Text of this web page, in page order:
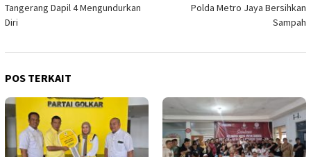
Tangerang Dapil 4 Mengundurkan
Diri
Polda Metro Jaya Bersihkan
Sampah
POS TERKAIT